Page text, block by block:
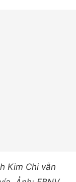
Kim Chi vẫn